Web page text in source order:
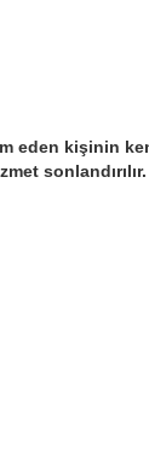
eden kişinin
sonlandırılır.